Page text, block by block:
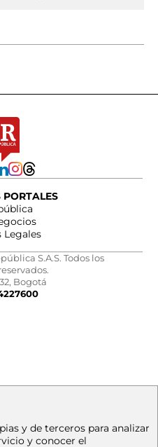
PORTALES
Legales
S.A.S. Todos los
Bogotá
y de terceros para analizar
y conocer el